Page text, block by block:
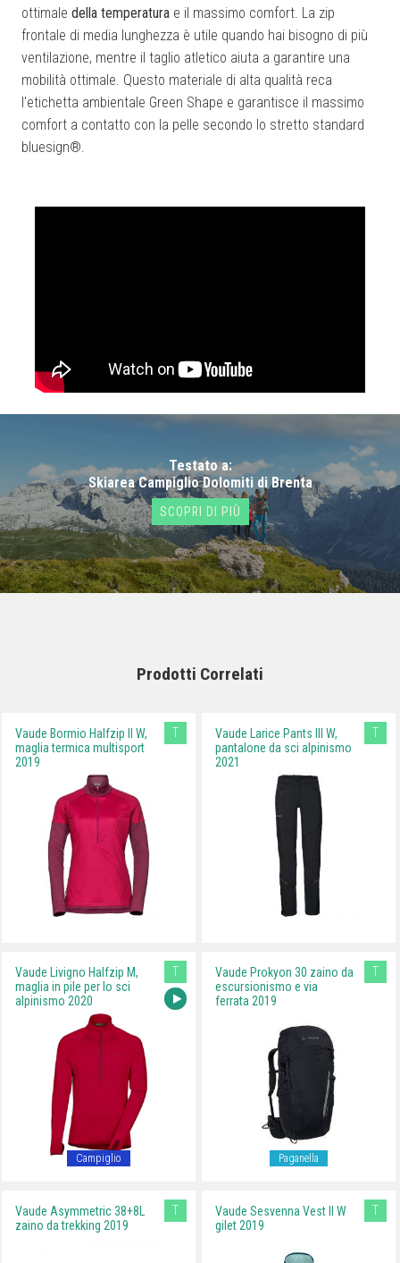
ottimale della temperatura e il massimo comfort. La zip
frontale di media lunghezza è utile quando hai bisogno di più
ventilazione, mentre il taglio atletico aiuta a garantire una
mobilità ottimale. Questo materiale di alta qualità reca
l'etichetta ambientale Green Shape e garantisce il massimo
comfort a contatto con la pelle secondo lo stretto standard
bluesign®.
Testato a:
Skiarea Campiglio Dolomiti di Brenta
SCOPRI DI PIÙ
Prodotti Correlati
Vaude Bormio Halfzip II W,
maglia termica multisport
2019
T
Vaude Larice Pants III W,
pantalone da sci alpinismo
2021
T
Vaude Livigno Halfzip M,
maglia in pile per lo sci
alpinismo 2020
T
Campiglio
Vaude Prokyon 30 zaino da
escursionismo e via
ferrata 2019
T
Paganella
Vaude Asymmetric 38+8L
zaino da trekking 2019
T
Vaude Sesvenna Vest II W
gilet 2019
T